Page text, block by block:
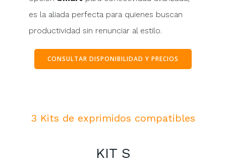
es la aliada perfecta para quienes buscan
productividad sin renunciar al estilo.
CONSULTAR DISPONIBILIDAD Y PRECIOS
3 Kits de exprimidos compatibles
KIT S